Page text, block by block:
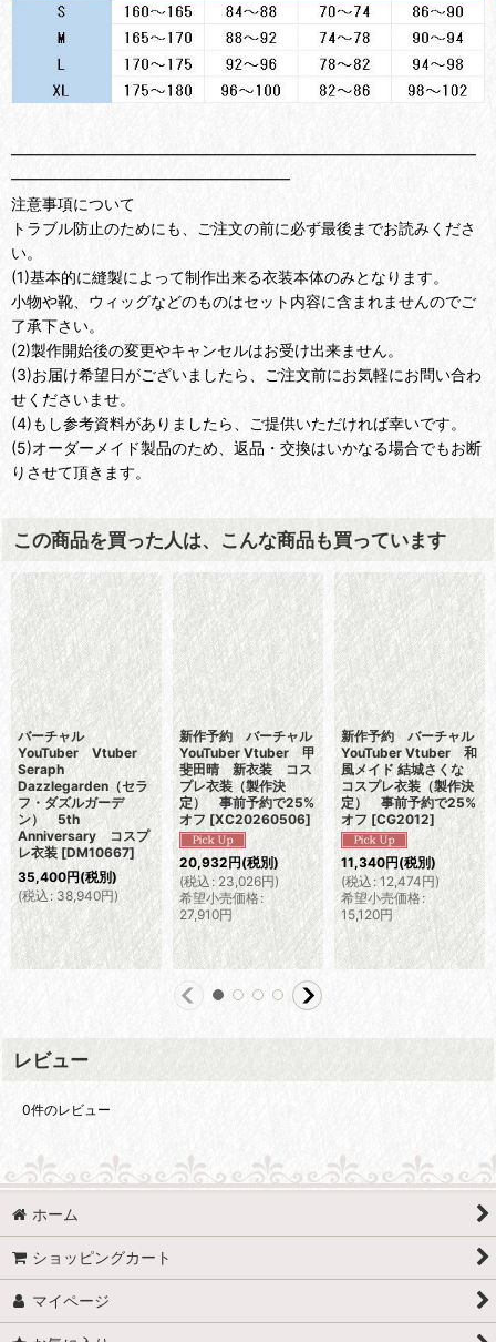
━━━━━━━━━━━━━━━━━━━━━━━━━━━━━━
━━━━━━━━━━━━━━━━━━
注意事項について
トラブル防止のためにも、ご注文の前に必ず最後までお読みくださ
い。
(1)基本的に縫製によって制作出来る衣装本体のみとなります。
小物や靴、ウィッグなどのものはセット内容に含まれませんのでご
了承下さい。
(2)製作開始後の変更やキャンセルはお受け出来ません。
(3)お届け希望日がございましたら、ご注文前にお気軽にお問い合わ
せくださいませ。
(4)もし参考資料がありましたら、ご提供いただければ幸いです。
(5)オーダーメイド製品のため、返品・交換はいかなる場合でもお断
りさせて頂きます。
この商品を買った人は、こんな商品も買っています
バーチャル
YouTuber Vtuber
Seraph
Dazzlegarden（セラ
フ・ダズルガーデ
ン） 5th
Anniversary コスプ
レ衣装 [DM10667]
35,400円(税別)
(税込: 38,940円)
新作予約 バーチャル
YouTuber Vtuber 甲
斐田晴 新衣装 コス
プレ衣装（製作決
定） 事前予約で25%
オフ [XC20260506]
20,932円(税別)
(税込 : 23,026円)
希望小売価格:
27,910円
新作予約 バーチャル
YouTuber Vtuber 和
風メイド 結城さくな
コスプレ衣装（製作決
定） 事前予約で25%
オフ [CG2012]
11,340円(税別)
(税込 : 12,474円)
希望小売価格:
15,120円
レビュー
0件のレビュー
ホーム
ショッピングカート
マイページ